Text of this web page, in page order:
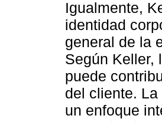
Igualmente,
identidad
general de la
Según Keller,
puede
del cliente.
un enfoque